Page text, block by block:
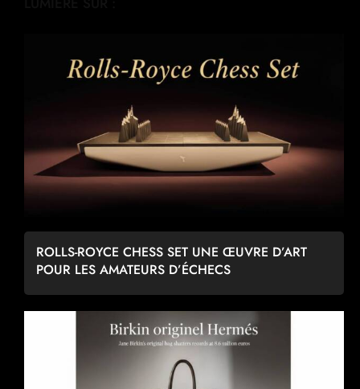
ROLLS-ROYCE CHESS SET UNE ŒUVRE D’ART
POUR LES AMATEURS D’ÉCHECS